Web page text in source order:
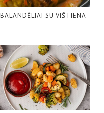
BALANDĖLIAI SU VIŠTIENA